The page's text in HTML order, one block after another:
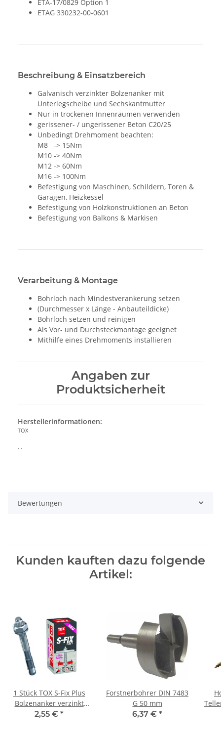
ETA-17/0829 Option 1
ETAG 330232-00-0601
Beschreibung & Einsatzbereich
Galvanisch verzinkter Bolzenanker mit
Unterlegscheibe und Sechskantmutter
Nur in trockenen Innenräumen verwenden
gerissener- / ungerissener Beton C20/25
Unbedingt Drehmoment beachten:
M8 -> 15Nm
M10 -> 40Nm
M12 -> 60Nm
M16 -> 100Nm
Befestigung von Maschinen, Schildern, Toren &
Garagen, Heizkessel
Befestigung von Holzkonstruktionen an Beton
Befestigung von Balkons & Markisen
Verarbeitung & Montage
Bohrloch nach Mindestverankerung setzen
(Durchmesser x Länge - Anbauteildicke)
Bohrloch setzen und reinigen
Als Vor- und Durchsteckmontage geeignet
Mithilfe eines Drehmoments installieren
Angaben zur
Produktsicherheit
Herstellerinformationen:
TOX
Bewertungen
Kunden kauften dazu folgende
Artikel:
1 Stück TOX S-Fix Plus
Bolzenanker verzinkt
M16x195/73+92
2,55 € *
Forstnerbohrer DIN 7483
G 50 mm
6,37 € *